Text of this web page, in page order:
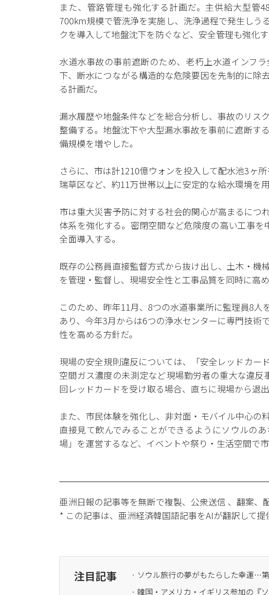
また、管路管理も強化する計画だ。主供給大型管
700km規模で管洗浄を実施し、洗浄過程で発生しう
クを導入して地盤沈下を防ぐなど、安全管理も強化す
水道水事故の事前遮断のため、老朽上水道インフ
下、断水につながる構造的な危険要因を先制的に除
る計画だ。
漏水履歴や地盤条件などを総合分析し、事故のリス
整備する。地盤沈下や大型漏水事故を事前に遮断す
備規模を増やした。
さらに、市は計1210億ウォンを投入して配水池3ヶ
瑞草区など、約11万世帯以上に安定的な給水環境を用
市は重大災害予防に対する社会的関心が高まるにつ
体系を強化する。密閉空間など危険度の高い工事
全面導入する。
既存の公務員直接監督方式から抜け出し、土木・機
を管理・監督し、現場安全性と工事品質を同時に高め
このため、昨年11月、8つの水道事業所に監理員8
あり、今年3月からは6つの浄水センターに専門技術
性を高める方針だ。
現場の安全規則違反については、「安全レッドカー
空間ガス濃度の未測定など現場勤労者の重大な違
回レッドカードを受け取る場合、直ちに現場から退
また、市民体験を強化し、非対面・モバイル中心の
直接見て飲んでみることができるようにソウルの
場」を運営するなど、イベントや祭り・生活空間で
亜洲日報の記事等を無断で複製、公衆送信 、翻案、
* この記事は、亜洲経済韓国語記事をAIが翻訳して提
注目記事
· ソウル旅行の夢がもたらした幸運…